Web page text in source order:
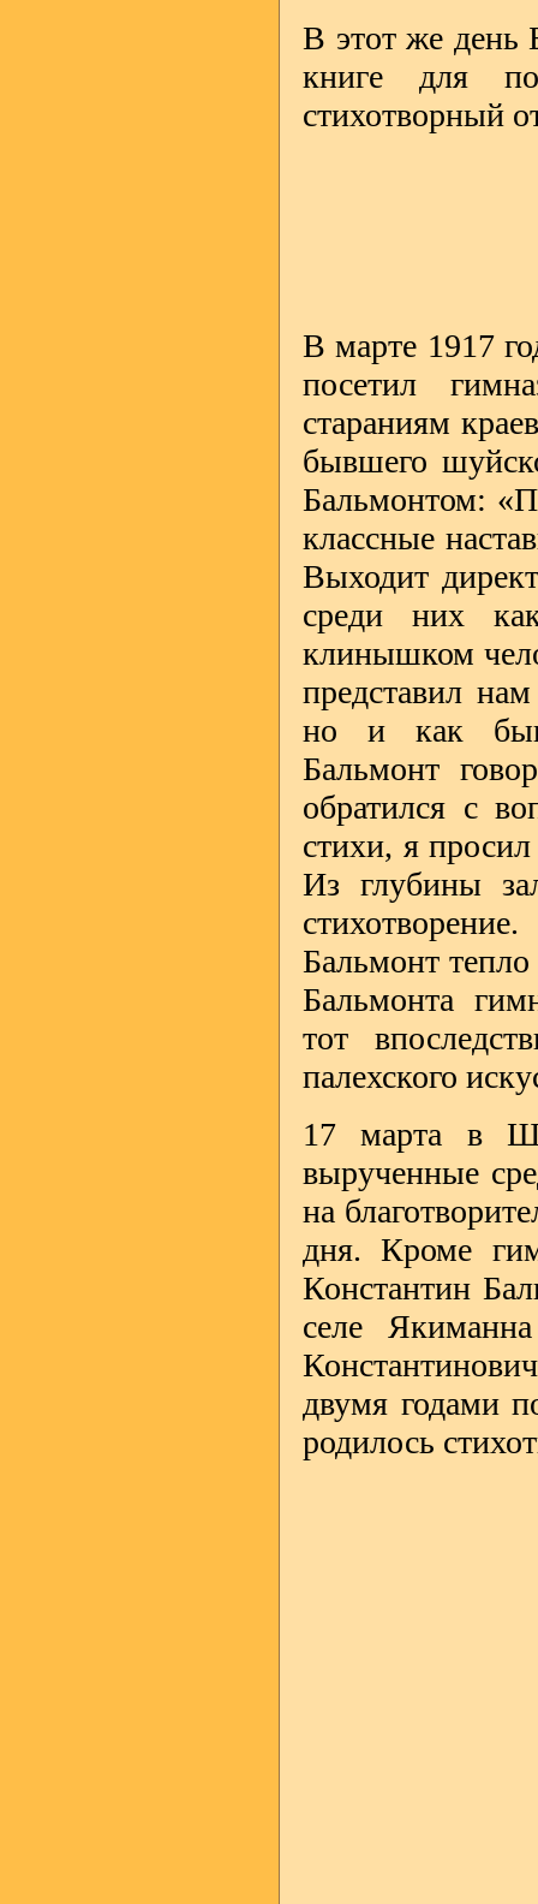
В этот же день
книге для
стихотворный
В марте 1917
посетил
стараниям
бывшего
Бальмонтом:
классные
Выходит
среди них
клинышком
представил
но и как
Бальмонт
обратился с
стихи, я
Из глубины
Бальмонт
Бальмонта
тот
палехского
17 марта в
вырученные
на
дня. Кроме
Константин
селе
двумя годами
родилось